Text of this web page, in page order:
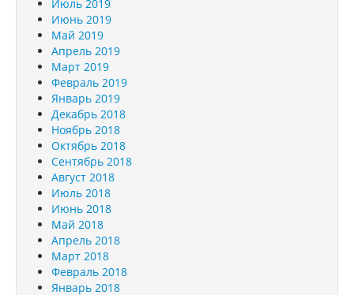
Июль 2019
Июнь 2019
Май 2019
Апрель 2019
Март 2019
Февраль 2019
Январь 2019
Декабрь 2018
Ноябрь 2018
Октябрь 2018
Сентябрь 2018
Август 2018
Июль 2018
Июнь 2018
Май 2018
Апрель 2018
Март 2018
Февраль 2018
Январь 2018